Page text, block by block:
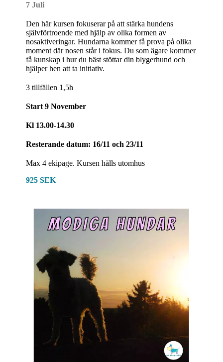
7 Juli
Den här kursen fokuserar på att stärka hundens
självförtroende med hjälp av olika formen av
nosaktiveringar. Hundarna kommer få prova på olika
moment där nosen står i fokus. Du som ägare kommer
få kunskap i hur du bäst stöttar din blygerhund och
hjälper hen att ta initiativ.
3 tillfällen 1,5h
Start 9 November
Kl 13.00-14.30
Resterande datum: 16/11 och 23/11
Max 4 ekipage. Kursen hålls utomhus
925 SEK